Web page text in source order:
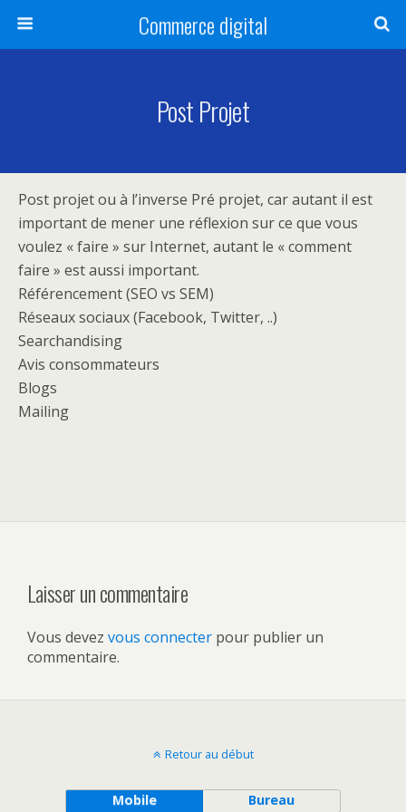
Commerce digital
Post Projet
Post projet ou à l’inverse Pré projet, car autant il est
important de mener une réflexion sur ce que vous
voulez « faire » sur Internet, autant le « comment
faire » est aussi important.
Référencement (SEO vs SEM)
Réseaux sociaux (Facebook, Twitter, ..)
Searchandising
Avis consommateurs
Blogs
Mailing
Laisser un commentaire
Vous devez vous connecter pour publier un
commentaire.
Retour au début
Mobile Bureau